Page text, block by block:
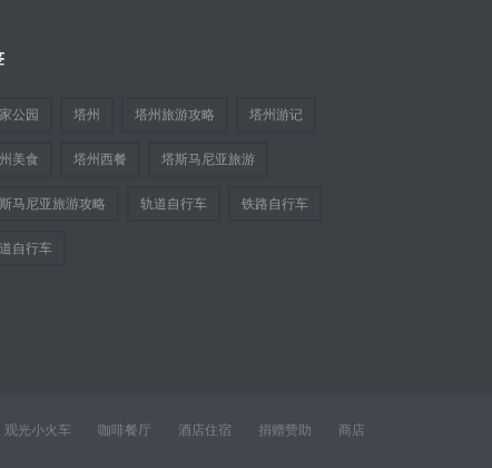
公园 塔州 塔州旅游攻略 塔州游记
美食 塔州西餐 塔斯马尼亚旅游
马尼亚旅游攻略 轨道自行车 铁路自行车
自行车
观光小火车 咖啡餐厅 酒店住宿 捐赠赞助 商店